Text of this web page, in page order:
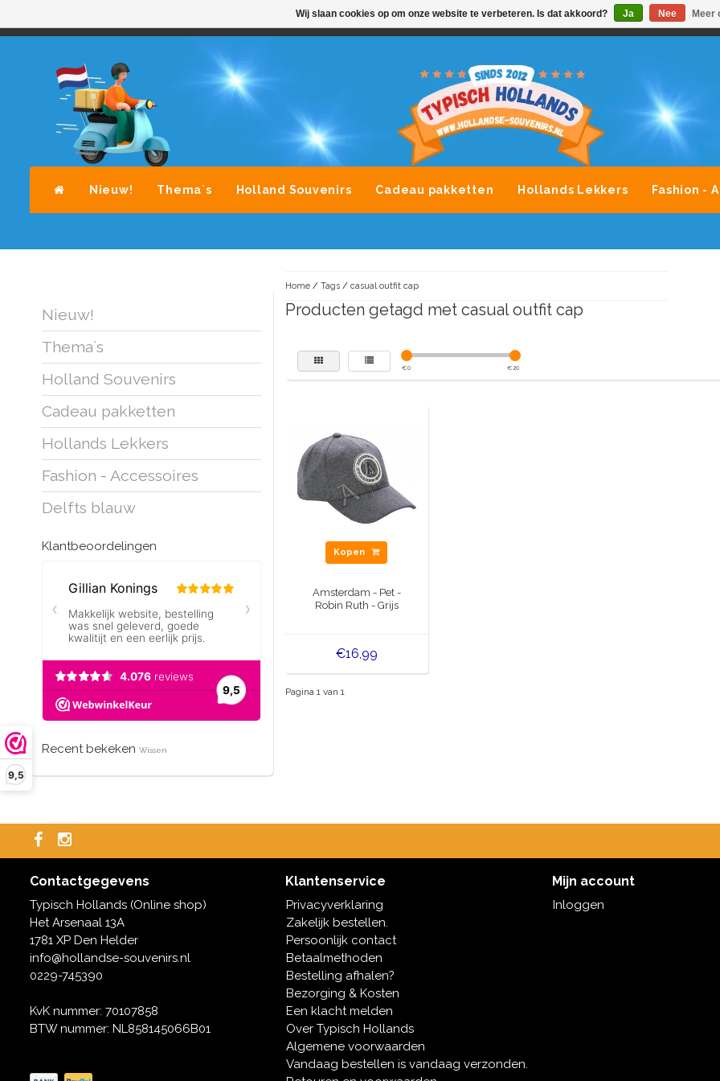
9,5
AVONDLEVERING MOGELIJK ALLE MERKEN SOUVENIRS
Nieuw! Thema`s Holland Souvenirs Cadeau pakketten Hollands Lekkers Fashion -
Nieuw!
Thema`s
Holland Souvenirs
Cadeau pakketten
Hollands Lekkers
Fashion - Accessoires
Delfts blauw
Klantbeoordelingen
Recent bekeken Wissen
Home/ Tags/ casual outfit cap
Producten getagd met casual outfit cap
€0 €20
Kopen
Amsterdam - Pet -
Robin Ruth - Grijs
€16,99
Pagina 1 van 1
Contactgegevens
Typisch Hollands (Online shop)
Het Arsenaal 13A
1781 XP Den Helder
info@hollandse-souvenirs.nl
0229-745390
KvK nummer: 70107858
BTW nummer: NL858145066B01
Klantenservice
Privacyverklaring
Zakelijk bestellen.
Persoonlijk contact
Betaalmethoden
Bestelling afhalen?
Bezorging & Kosten
Een klacht melden
Over Typisch Hollands
Algemene voorwaarden
Vandaag bestellen is vandaag verzonden.
Mijn account
Inloggen
Wij slaan cookies op om onze website te verbeteren. Is dat akkoord? Ja Nee Meer